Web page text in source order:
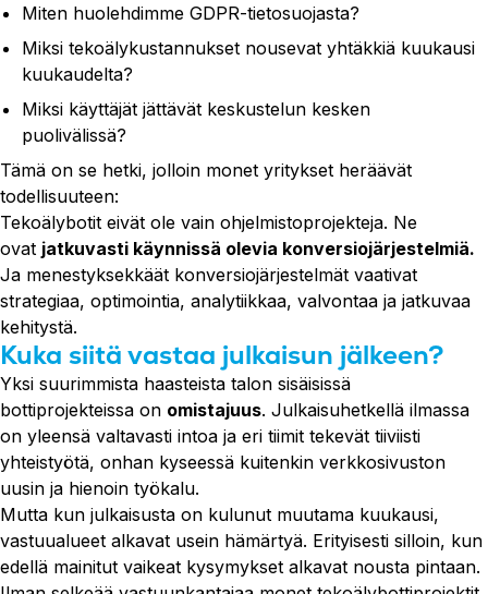
Miten huolehdimme GDPR-tietosuojasta?
Miksi tekoälykustannukset nousevat yhtäkkiä kuukausi
kuukaudelta?
Miksi käyttäjät jättävät keskustelun kesken
puolivälissä?
Tämä on se hetki, jolloin monet yritykset heräävät
todellisuuteen:
Tekoälybotit eivät ole vain ohjelmistoprojekteja. Ne
ovat jatkuvasti käynnissä olevia konversiojärjestelmiä.
Ja menestyksekkäät konversiojärjestelmät vaativat
strategiaa, optimointia, analytiikkaa, valvontaa ja jatkuvaa
kehitystä.
Kuka siitä vastaa julkaisun jälkeen?
Yksi suurimmista haasteista talon sisäisissä
bottiprojekteissa on omistajuus. Julkaisuhetkellä ilmassa
on yleensä valtavasti intoa ja eri tiimit tekevät tiiviisti
yhteistyötä, onhan kyseessä kuitenkin verkkosivuston
uusin ja hienoin työkalu.
Mutta kun julkaisusta on kulunut muutama kuukausi,
vastuualueet alkavat usein hämärtyä. Erityisesti silloin, kun
edellä mainitut vaikeat kysymykset alkavat nousta pintaan.